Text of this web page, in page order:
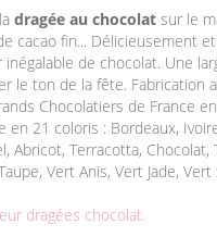
dragée au chocolat sur le
cacao fin... Délicieusement
inégalable de chocolat. Une
le ton de la fête. Fabrication
Chocolatiers de France
en 21 coloris : Bordeaux,
Abricot, Terracotta, Chocolat,
Vert Anis, Vert Jade,
dragées chocolat.